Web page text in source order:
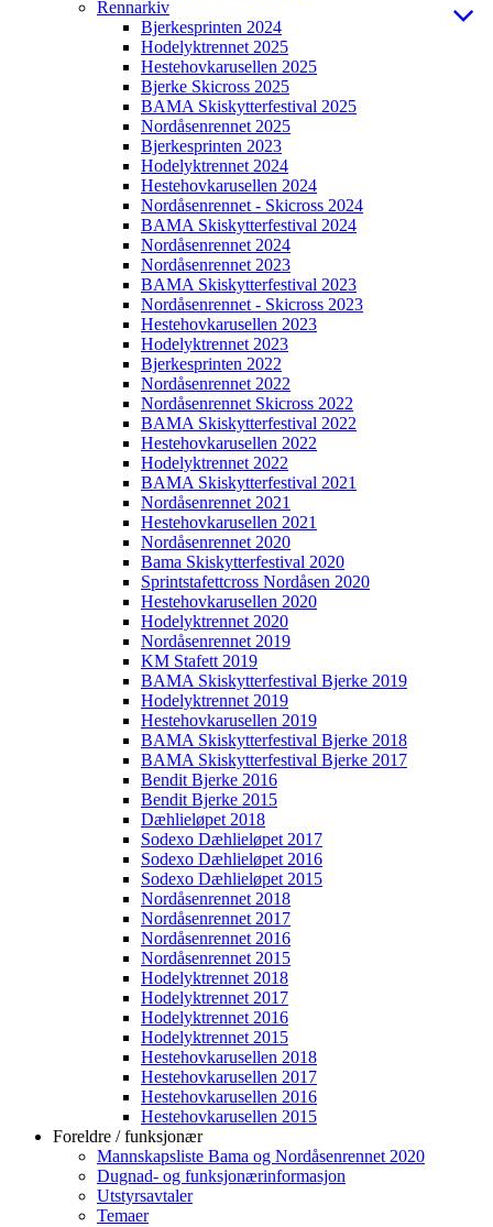
Rennarkiv
Bjerkesprinten 2024
Hodelyktrennet 2025
Hestehovkarusellen 2025
Bjerke Skicross 2025
BAMA Skiskytterfestival 2025
Nordåsenrennet 2025
Bjerkesprinten 2023
Hodelyktrennet 2024
Hestehovkarusellen 2024
Nordåsenrennet - Skicross 2024
BAMA Skiskytterfestival 2024
Nordåsenrennet 2024
Nordåsenrennet 2023
BAMA Skiskytterfestival 2023
Nordåsenrennet - Skicross 2023
Hestehovkarusellen 2023
Hodelyktrennet 2023
Bjerkesprinten 2022
Nordåsenrennet 2022
Nordåsenrennet Skicross 2022
BAMA Skiskytterfestival 2022
Hestehovkarusellen 2022
Hodelyktrennet 2022
BAMA Skiskytterfestival 2021
Nordåsenrennet 2021
Hestehovkarusellen 2021
Nordåsenrennet 2020
Bama Skiskytterfestival 2020
Sprintstafettcross Nordåsen 2020
Hestehovkarusellen 2020
Hodelyktrennet 2020
Nordåsenrennet 2019
KM Stafett 2019
BAMA Skiskytterfestival Bjerke 2019
Hodelyktrennet 2019
Hestehovkarusellen 2019
BAMA Skiskytterfestival Bjerke 2018
BAMA Skiskytterfestival Bjerke 2017
Bendit Bjerke 2016
Bendit Bjerke 2015
Dæhlieløpet 2018
Sodexo Dæhlieløpet 2017
Sodexo Dæhlieløpet 2016
Sodexo Dæhlieløpet 2015
Nordåsenrennet 2018
Nordåsenrennet 2017
Nordåsenrennet 2016
Nordåsenrennet 2015
Hodelyktrennet 2018
Hodelyktrennet 2017
Hodelyktrennet 2016
Hodelyktrennet 2015
Hestehovkarusellen 2018
Hestehovkarusellen 2017
Hestehovkarusellen 2016
Hestehovkarusellen 2015
Foreldre / funksjonær
Mannskapsliste Bama og Nordåsenrennet 2020
Dugnad- og funksjonærinformasjon
Utstyrsavtaler
Temaer